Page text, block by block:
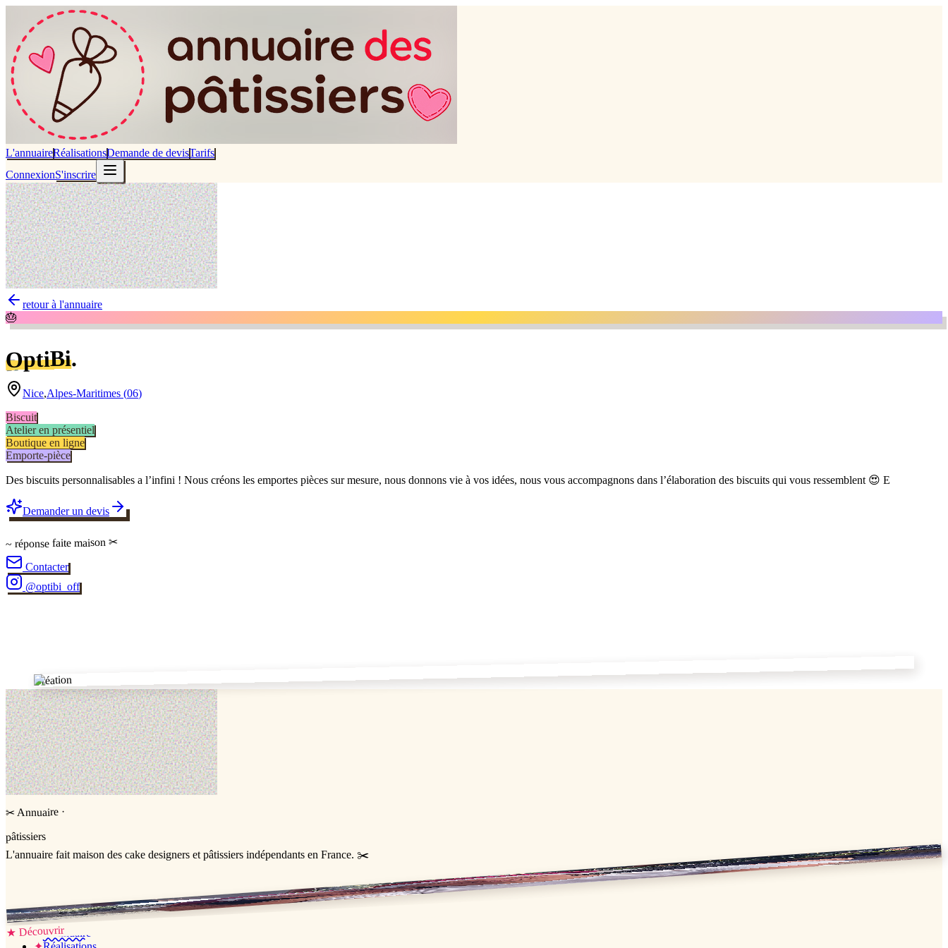
L'annuaireRéalisationsDemande de devisTarifs
ConnexionS'inscrire
retour à l'annuaire
🎂
OptiBi.
Nice,Alpes-Maritimes (06)
Biscuit
Atelier en présentiel
Boutique en ligne
Emporte-pièce
Des biscuits personnalisables a l’infini ! Nous créons les emportes pièces sur mesure, nous donnons vie à vos idées, nous vous accompagnons dans l’élaboration des biscuits qui vous ressemblent 😍 E
Demander un devis
~ réponsefaite maison ✂
Contacter
@optibi_off
Création
✂ Annuaire ·
pâtissiers
L'annuaire fait maison des cake designers et pâtissiers indépendants en France. ✂️
Jessica & Jérémy ♡
★Découvrir
✦L’annuaire